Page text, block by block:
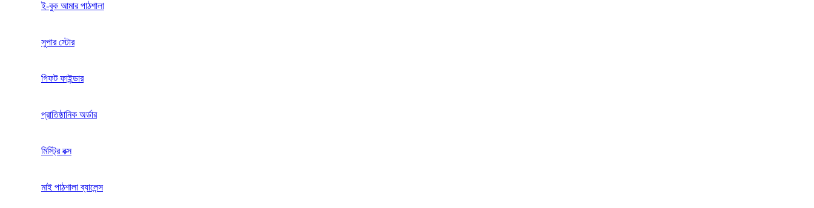
ই-বুক আমার পাঠশালা
সুপার ‍স্টোর
গিফট ফাইন্ডার
প্রাতিষ্ঠানিক অর্ডার
মিস্ট্রি বক্স
মাই পাঠশালা ব্যালেন্স